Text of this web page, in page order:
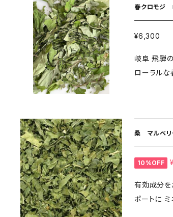
春クロモ
¥6,300
岐阜 飛騨の深
ローラルな
桑 マルベ
10%OFF
有効成分をた
ポートに ミネラ